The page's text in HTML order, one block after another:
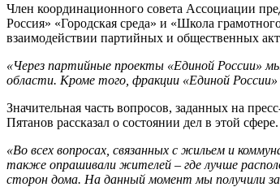
Член координационного совета Ассоциации
Россия» «Городская среда» и «Школа
взаимодействии партийных и общественных
«Через партийные проекты «Единой России»
области. Кроме того, фракции «Единой
Значительная часть вопросов, заданных на
Пятанов рассказал о состоянии дел в этой
«Во всех вопросах, связанных с жильем и
также опрашивали жителей – где лучше
сторон дома. На данный момент мы получили